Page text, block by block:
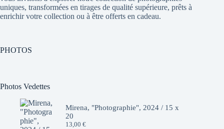
uniques, transformées en tirages de qualité supérieure, prêts à
enrichir votre collection ou à être offerts en cadeau.
PHOTOS
Photos Vedettes
Mirena, "Photographie", 2024 / 15 x
20
13,00 €